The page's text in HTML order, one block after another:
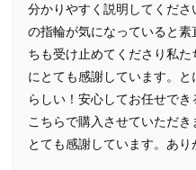
分かりやすく説明してくだ
の指輪が気になっていると
ちも受け止めてくださり私
にとても感謝しています。
らしい！安心してお任せで
こちらで購入させていただ
とても感謝しています。あり